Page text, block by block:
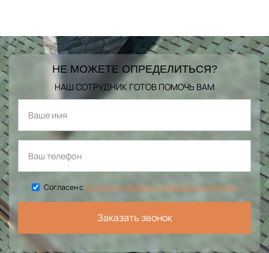
НЕ МОЖЕТЕ ОПРЕДЕЛИТЬСЯ?
НАШ СОТРУДНИК ГОТОВ ПОМОЧЬ ВАМ
Согласен сПолитикой обработки персональных данных
Заказать звонок